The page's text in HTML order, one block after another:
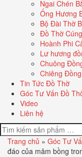
Ngai Chén
Ống Hương
Bộ Đài Thờ
Đồ Thờ
Hoành Phi
Lư hương
Chuông
Chiêng Đồng
Tin Tức Đồ Thờ
Góc Tư Vấn Đồ
Video
Liên hệ
Trang chủ » Góc Tư
đáo của mâm bồng